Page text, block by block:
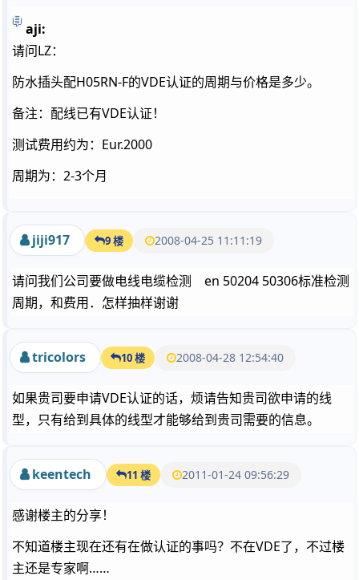
aji:
请问LZ：
防水插头配H05RN-F的VDE认证的周期与价格是多少。
备注：配线已有VDE认证！
测试费用约为：Eur.2000
周期为：2-3个月
jiji917 9 楼 2008-04-25 11:11:19
请问我们公司要做电线电缆检测 en 50204 50306标准检测
周期，和费用．怎样抽样谢谢
tricolors 10 楼 2008-04-28 12:54:40
如果贵司要申请VDE认证的话，烦请告知贵司欲申请的线
型，只有给到具体的线型才能够给到贵司需要的信息。
keentech 11 楼 2011-01-24 09:56:29
感谢楼主的分享！
不知道楼主现在还有在做认证的事吗？不在VDE了，不过楼
主还是专家啊……